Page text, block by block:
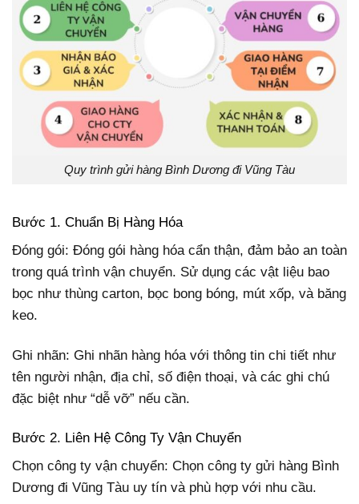
Quy trình gửi hàng Bình Dương đi Vũng Tàu
Bước 1. Chuẩn Bị Hàng Hóa
Đóng gói: Đóng gói hàng hóa cẩn thận, đảm bảo an toàn
trong quá trình vận chuyển. Sử dụng các vật liệu bao
bọc như thùng carton, bọc bong bóng, mút xốp, và băng
keo.
Ghi nhãn: Ghi nhãn hàng hóa với thông tin chi tiết như
tên người nhận, địa chỉ, số điện thoại, và các ghi chú
đặc biệt như “dễ vỡ” nếu cần.
Bước 2. Liên Hệ Công Ty Vận Chuyển
Chọn công ty vận chuyển: Chọn công ty gửi hàng Bình
Dương đi Vũng Tàu uy tín và phù hợp với nhu cầu.